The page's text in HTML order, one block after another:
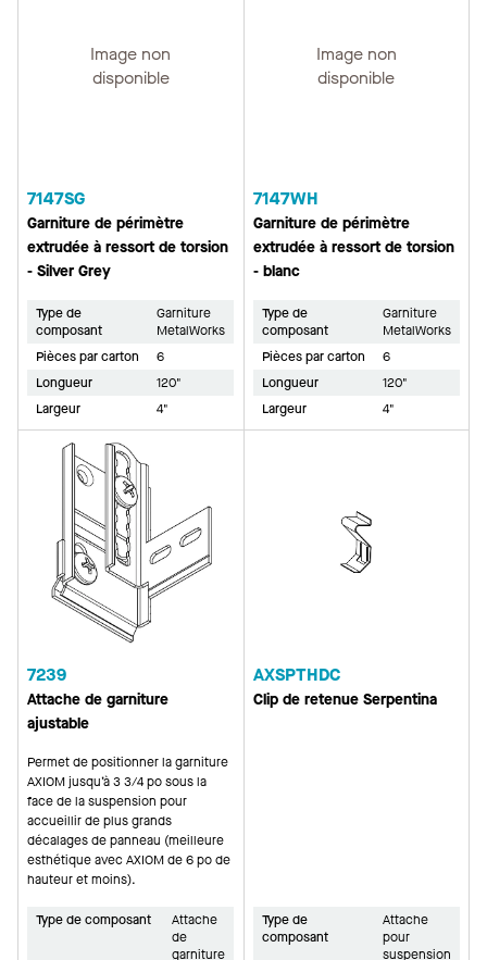
Image non
disponible
7147SG
Garniture de périmètre
extrudée à ressort de torsion
- Silver Grey
Type de
composant
Garniture
MetalWorks
Pièces par carton
6
Longueur
120"
Largeur
4"
Image non
disponible
7147WH
Garniture de périmètre
extrudée à ressort de torsion
- blanc
Type de
composant
Garniture
MetalWorks
Pièces par carton
6
Longueur
120"
Largeur
4"
7239
Attache de garniture
ajustable
Permet de positionner la garniture
AXIOM jusqu’à 3 3/4 po sous la
face de la suspension pour
accueillir de plus grands
décalages de panneau (meilleure
esthétique avec AXIOM de 6 po de
hauteur et moins).
Type de composant
Attache
de
garniture
AXSPTHDC
Clip de retenue Serpentina
Type de
composant
Attache
pour
suspension